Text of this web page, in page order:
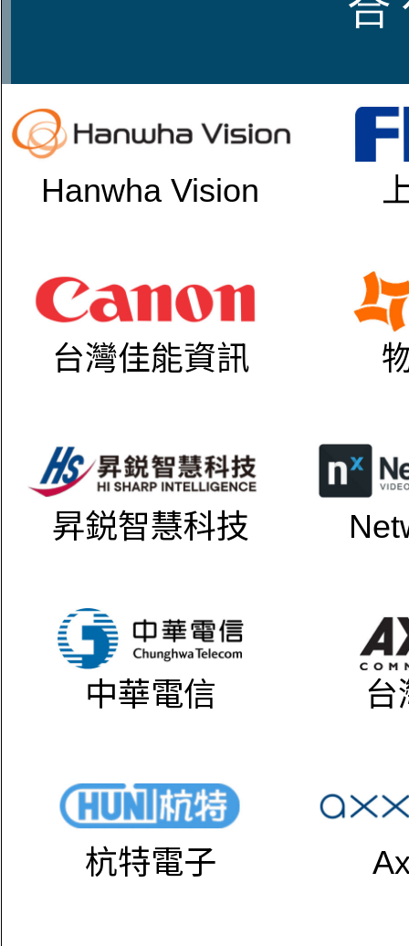
Hanwha Vision
台灣佳能資訊
昇鋭智慧科技
中華電信 台
杭特電子